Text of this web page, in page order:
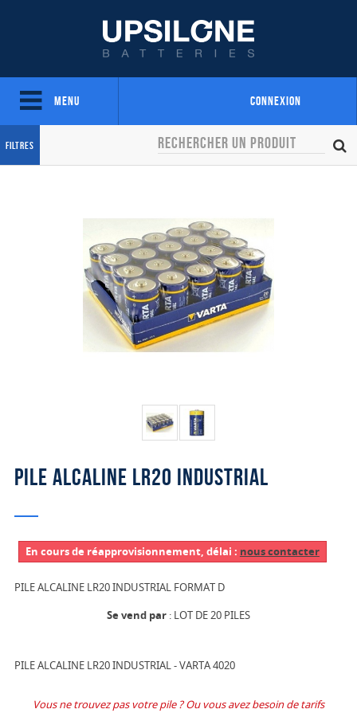
Menu Connexion
Filtres
PILE ALCALINE LR20 INDUSTRIAL
En cours de réapprovisionnement, délai : nous contacter
PILE ALCALINE LR20 INDUSTRIAL FORMAT D
Se vend par : LOT DE 20 PILES
PILE ALCALINE LR20 INDUSTRIAL - VARTA 4020
Vous ne trouvez pas votre pile ? Ou vous avez besoin de tarifs